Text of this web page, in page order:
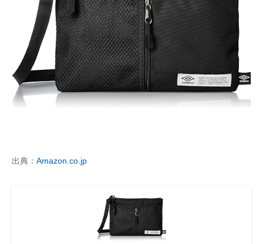
出典： Amazon.co.jp